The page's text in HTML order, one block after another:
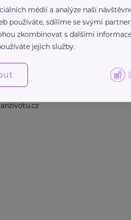
/27 Ostrava
společnost Dlaň životu
podporu těhotným ženám a
...
médií a analýze naší
používáte, sdílíme se svými
zkombinovat s dalšími
jejich služby.